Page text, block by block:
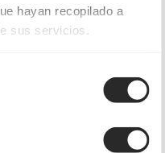
hayan recopilado a
sus servicios.